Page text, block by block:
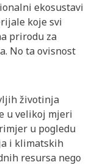
ekosustavi
koje svi
prirodu za
No ta ovisnost
životinja
u velikoj mjeri
u pogledu
i klimatskih
resursa nego